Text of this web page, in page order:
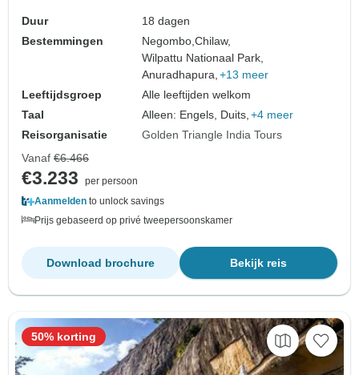
Duur
18 dagen
Bestemmingen
Negombo,Chilaw,
Wilpattu Nationaal Park,
Anuradhapura, +13 meer
Leeftijdsgroep
Alle leeftijden welkom
Taal
Alleen: Engels, Duits, +4 meer
Reisorganisatie
Golden Triangle India Tours
Vanaf €6.466
€3.233
per persoon
Aanmelden to unlock savings
Prijs gebaseerd op privé tweepersoonskamer
Bekijk reis
Download brochure
50% korting